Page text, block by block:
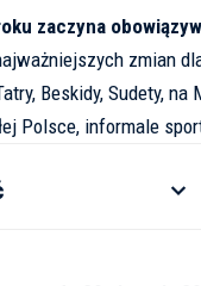
zaczyna
zmian
Beskidy, Sudety,
Polsce, informale